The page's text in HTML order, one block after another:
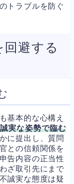
トラブルを防ぐ
避する
基本的な心構え
実な姿勢で臨む
に提出し、質問
との信頼関係を
告内容の正当性
ざ取引先にまで
誠実な態度は疑